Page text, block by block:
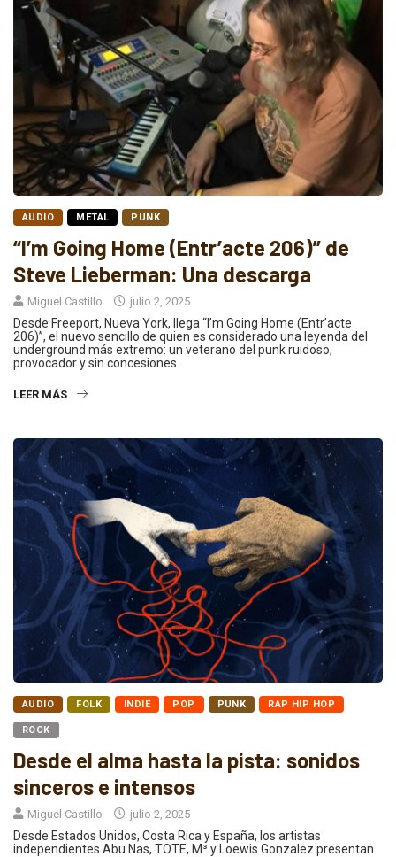
AUDIO METAL PUNK
“I’m Going Home (Entr’acte 206)” de
Steve Lieberman: Una descarga
Miguel Castillo julio 2, 2025
Desde Freeport, Nueva York, llega “I’m Going Home (Entr’acte
206)”, el nuevo sencillo de quien es considerado una leyenda del
underground más extremo: un veterano del punk ruidoso,
provocador y sin concesiones.
LEER MÁS
AUDIO FOLK INDIE POP PUNK RAP HIP HOP
ROCK
Desde el alma hasta la pista: sonidos
sinceros e intensos
Miguel Castillo julio 2, 2025
Desde Estados Unidos, Costa Rica y España, los artistas
independientes Abu Nas, TOTE, M³ y Loewis Gonzalez presentan